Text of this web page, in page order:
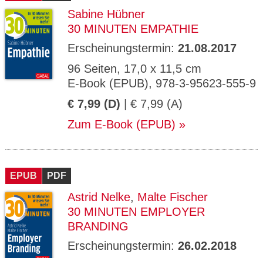
Sabine Hübner
30 MINUTEN EMPATHIE
Erscheinungstermin: 21.08.2017
96 Seiten, 17,0 x 11,5 cm
E-Book (EPUB), 978-3-95623-555-9
€ 7,99 (D) | € 7,99 (A)
Zum E-Book (EPUB)
EPUB PDF
Astrid Nelke, Malte Fischer
30 MINUTEN EMPLOYER
BRANDING
Erscheinungstermin: 26.02.2018